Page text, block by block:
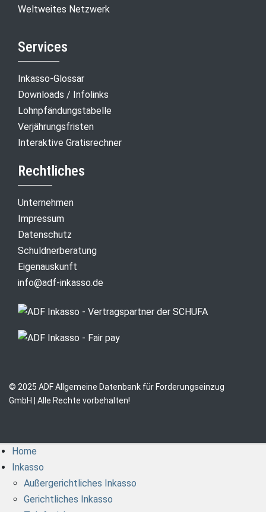
Weltweites Netzwerk
Services
Inkasso-Glossar
Downloads / Infolinks
Lohnpfändungstabelle
Verjährungsfristen
Interaktive Gratisrechner
Rechtliches
Unternehmen
Impressum
Datenschutz
Schuldnerberatung
Eigenauskunft
info@adf-inkasso.de
© 2025 ADF Allgemeine Datenbank für Forderungseinzug
GmbH | Alle Rechte vorbehalten!
Home
Inkasso
Außergerichtliches Inkasso
Gerichtliches Inkasso